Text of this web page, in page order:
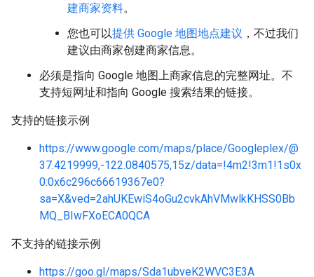
建商家资料。
您也可以提供 Google 地图地点建议 ，不过我们
建议由商家创建商家信息。
必须是指向 Google 地图上商家信息的完整网址。不
支持短网址和指向 Google 搜索结果的链接。
支持的链接示例
https://www.google.com/maps/place/Googleplex/@
37.4219999,-122.0840575,15z/data=!4m2!3m1!1s0x
0:0x6c296c66619367e0?
sa=X&ved=2ahUKEwiS4oGu2cvkAhVMwlkKHSS0Bb
MQ_BIwFXoECA0QCA
不支持的链接示例
https://goo.gl/maps/Sda1ubveK2WVC3E3A